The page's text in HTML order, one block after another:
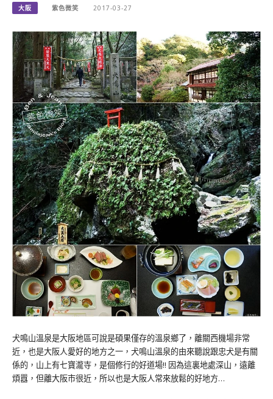
大阪 紫色微笑 2017-03-27
犬鳴山溫泉是大阪地區可說是碩果僅存的溫泉鄉了，離關西機場非常
近，也是大阪人愛好的地方之一，犬鳴山溫泉的由來聽說跟忠犬是有關
係的，山上有七寶瀧寺，是個修行的好道場!! 因為這裏地處深山，遠離
煩囂，但離大阪市很近，所以也是大阪人常來放鬆的好地方…